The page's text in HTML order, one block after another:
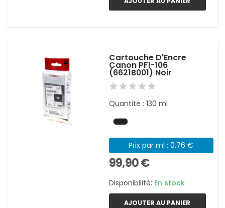
Cartouche D'Encre
Canon PFI-106
(6621B001) Noir
Quantité : 130 ml
Prix par ml : 0.76 €
99,90 €
Disponibilité: En stock
AJOUTER AU PANIER